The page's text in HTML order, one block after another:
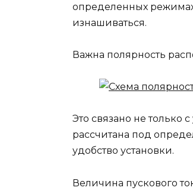
определенных
изнашиваться.
Важна полярность
Это связано не только
рассчитана под
удобство установки.
Величина пускового